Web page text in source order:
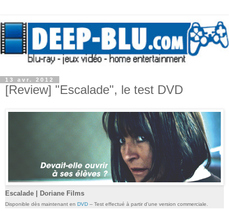
13 avr. 2012
[Review] "Escalade", le test DVD
Escalade | Doriane Films
Disponible dès maintenant en DVD -- Test effectué à partir d'une version commerciale.